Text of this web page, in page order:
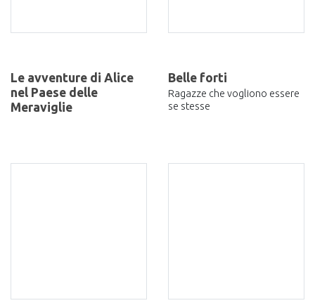
Le avventure di Alice
nel Paese delle
Meraviglie
Belle forti
Ragazze che vogliono essere
se stesse